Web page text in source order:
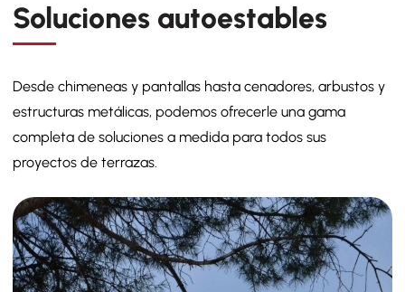
Soluciones autoestables
Desde chimeneas y pantallas hasta cenadores, arbustos y
estructuras metálicas, podemos ofrecerle una gama
completa de soluciones a medida para todos sus
proyectos de terrazas.